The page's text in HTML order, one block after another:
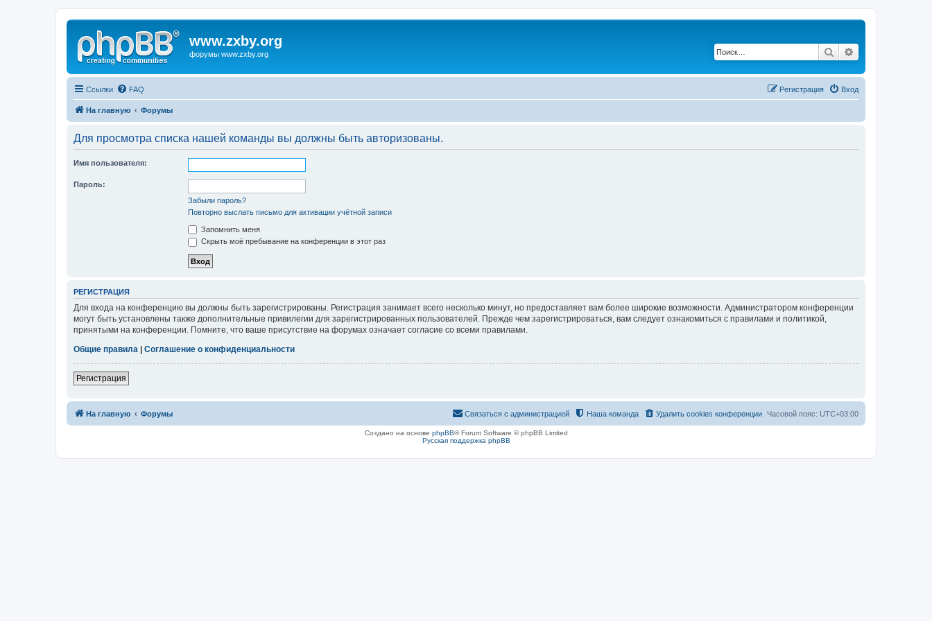
www.zxby.org
форумы www.zxby.org Поиск
Ссылки FAQ Вход
Регистрация
На главную Форумы
Для просмотра списка нашей команды вы должны быть авторизованы.
Имя пользователя:
Пароль:
Забыли пароль?
Повторно выслать письмо для активации учётной записи
Запомнить меня
Скрыть моё пребывание на конференции в этот раз
РЕГИСТРАЦИЯ
Для входа на конференцию вы должны быть зарегистрированы. Регистрация занимает всего несколько минут, но предоставляет вам более широкие возможности. Администратором конференции
могут быть установлены также дополнительные привилегии для зарегистрированных пользователей. Прежде чем зарегистрироваться, вам следует ознакомиться с правилами и политикой,
принятыми на конференции. Помните, что ваше присутствие на форумах означает согласие со всеми правилами.
Общие правила
Соглашение о конфиденциальности
Регистрация
На главную Форумы Часовой пояс: UTC+03:00
Удалить cookies конференции
Наша команда
Связаться с администрацией
Создано на основе phpBB® Forum Software © phpBB Limited
Русская поддержка phpBB